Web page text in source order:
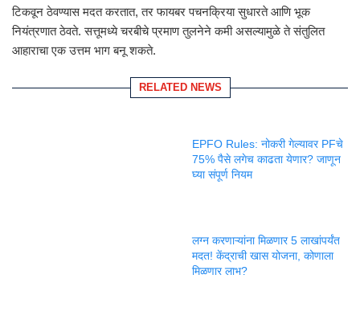
टिकवून ठेवण्यास मदत करतात, तर फायबर पचनक्रिया सुधारते आणि भूक
नियंत्रणात ठेवते. सत्तूमध्ये चरबीचे प्रमाण तुलनेने कमी असल्यामुळे ते संतुलित
आहाराचा एक उत्तम भाग बनू शकते.
RELATED NEWS
EPFO Rules: नोकरी गेल्यावर PFचे
75% पैसे लगेच काढता येणार? जाणून
घ्या संपूर्ण नियम
लग्न करणाऱ्यांना मिळणार 5 लाखांपर्यंत
मदत! केंद्राची खास योजना, कोणाला
मिळणार लाभ?